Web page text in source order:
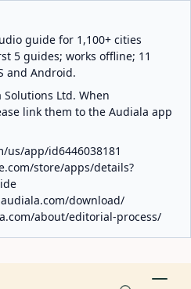
guide for 1,100+ cities
5 guides; works offline; 11
and Android.
Ltd. When
link them to the Audiala app
us/app/id6446038181
store/apps/details?
audiala.com/download/
about/editorial-process/